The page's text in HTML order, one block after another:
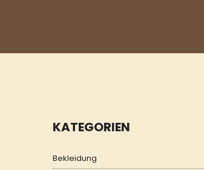
KATEGORIEN
Bekleidung